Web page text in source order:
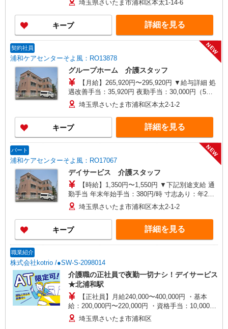
1/324時 寸志あり：年2回（6月・12月） ※業績に
よる ※処遇改善手当は試用期間中(3ヶ月)は支給な
し
埼玉県さいたま市浦和区本太1-14-6
キープ 詳細を見る
契約社員
浦和ケアセンターそよ風：RO13878
NEW
グループホーム 介護スタッフ
【月給】265,920円〜295,920円 ▼給与詳細 処
遇改善手当：35,920円 夜勤手当：30,000円（5回
分） ※6回目以降は1回6,000円支給 ▼下記別途支
給 通勤手当 年末年始手当：380円/時 寸志あり：
年2回（6月・12月） ※業績による 特別報酬：平
均26.6万円（最高額109万円） ※2025年6月支給実
績 ※処遇改善手当は試用期間中(3ヶ月)は支給なし
埼玉県さいたま市浦和区本太2-1-2
キープ 詳細を見る
パート
浦和ケアセンターそよ風：RO17067
NEW
デイサービス 介護スタッフ
【時給】1,350円〜1,550円 ▼下記別途支給 通
勤手当 年末年始手当：380円/時 寸志あり：年2回
（6月・12月） ※業績による
埼玉県さいたま市浦和区本太2-1-2
キープ 詳細を見る
職業紹介
株式会社kotrio /●SW-S-2098014
介護職の正社員で夜勤一切ナシ！デイサービス
★北浦和駅
【正社員】月給240,000〜400,000円 ・基本
給：200,000円〜220,000円 ・資格手当：10,000〜
30,000円 ・役職手当：10,000〜70,000円 ・処遇改
善手当：20,000〜60,000円（勤続年数、保有資格
埼玉県さいたま市浦和区